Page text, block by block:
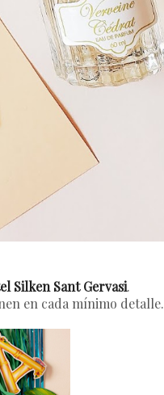
Silken Sant Gervasi.
en cada mínimo detalle.